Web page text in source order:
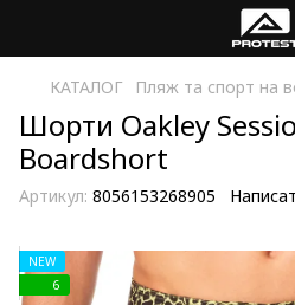
КАТАЛОГ Пляж та спорт на
Шорти Oakley
Boardshort
Артикул: 8056153268905
NEW
6